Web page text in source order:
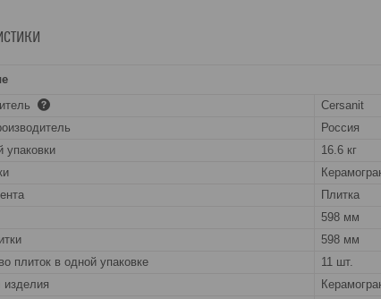
Cersanit
Россия
упаковки
16.6 кг
Плитка
598 мм
598 мм
плиток в одной упаковке
11 шт.
изделия